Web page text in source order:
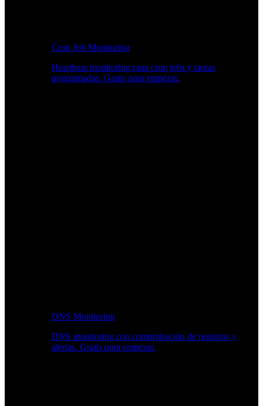
Cron Job Monitoring
Heartbeat monitoring para cron jobs y tareas
programadas. Gratis para empezar.
DNS Monitoring
DNS monitoring con comprobación de registros y
alertas. Gratis para empezar.